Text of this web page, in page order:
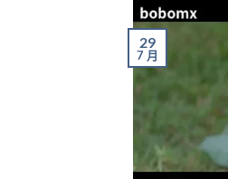
29
7 月